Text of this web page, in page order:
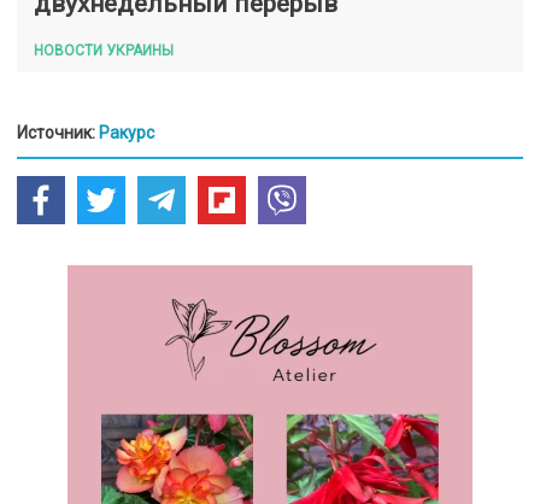
НОВОСТИ УКРАИНЫ
Источник: Ракурс